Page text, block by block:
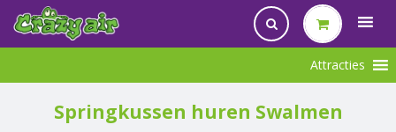
Springkussen huren Swalmen